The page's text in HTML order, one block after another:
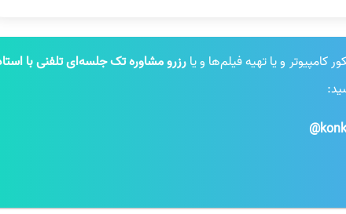
و یا تهیه فیلم‌ها و یارزرو مشاوره تک جلسه‌ای تلفنی با